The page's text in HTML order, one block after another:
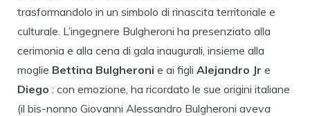
trasformandolo in un simbolo di rinascita territoriale e
culturale. L’ingegnere Bulgheroni ha presenziato alla
cerimonia e alla cena di gala inaugurali, insieme alla
moglie Bettina Bulgheroni e ai figli Alejandro Jr e
Diego : con emozione, ha ricordato le sue origini italiane
(il bis-nonno Giovanni Alessandro Bulgheroni aveva